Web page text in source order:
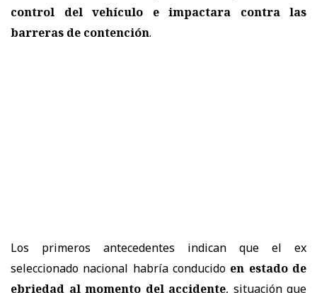
control del vehículo e impactara contra las
barreras de contención.
Los primeros antecedentes indican que el ex
seleccionado nacional habría conducido en estado de
ebriedad al momento del accidente, situación que